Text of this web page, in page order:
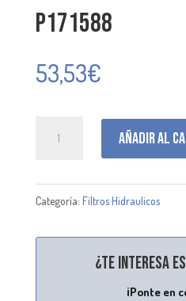
P171588
53,53€
Añadir al
Categoría: Filtros Hidraulicos
¿Te interesa
¡Ponte en